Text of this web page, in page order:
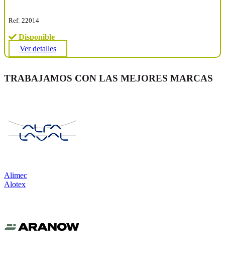
Ref: 22014
Disponible
Ver detalles
TRABAJAMOS CON LAS MEJORES MARCAS
Alimec
Alotex